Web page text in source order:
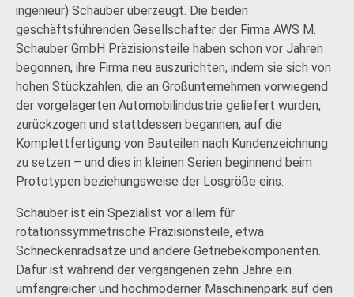
ingenieur) Schauber überzeugt. Die beiden
geschäftsführenden Gesellschafter der Firma AWS M.
Schauber GmbH Präzisionsteile haben schon vor Jahren
begonnen, ihre Firma neu auszurichten, indem sie sich von
hohen Stückzahlen, die an Großunternehmen vorwiegend
der vorgelagerten Automobilindustrie geliefert wurden,
zurückzogen und stattdessen begannen, auf die
Komplettfertigung von Bauteilen nach Kundenzeichnung
zu setzen – und dies in kleinen Serien beginnend beim
Prototypen beziehungsweise der Losgröße eins.
Schauber ist ein Spezialist vor allem für
rotationssymmetrische Präzisionsteile, etwa
Schneckenradsätze und andere Getriebekomponenten.
Dafür ist während der vergangenen zehn Jahre ein
umfangreicher und hochmoderner Maschinenpark auf den